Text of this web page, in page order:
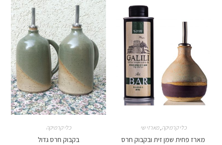
כלי קרמיקה,מארזי שי
מארז פחית שמן זית ובקבוק חרס
כלי קרמיקה
בקבוק חרס גדול